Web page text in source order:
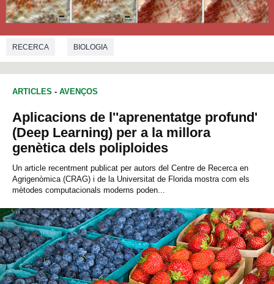
RECERCA BIOLOGIA
ARTICLES - AVENÇOS
Aplicacions de l''aprenentatge profund'
(Deep Learning) per a la millora
genètica dels poliploides
Un article recentment publicat per autors del Centre de Recerca en
Agrigenòmica (CRAG) i de la Universitat de Florida mostra com els
mètodes computacionals moderns poden...